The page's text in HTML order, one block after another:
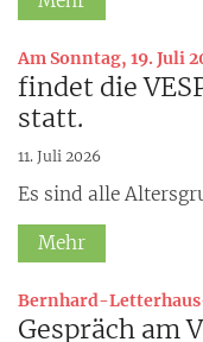
Am Sonntag, 19. Juli
findet die
statt.
11. Juli 2026
Es sind alle
Mehr
Bernhard-
Gespräch am